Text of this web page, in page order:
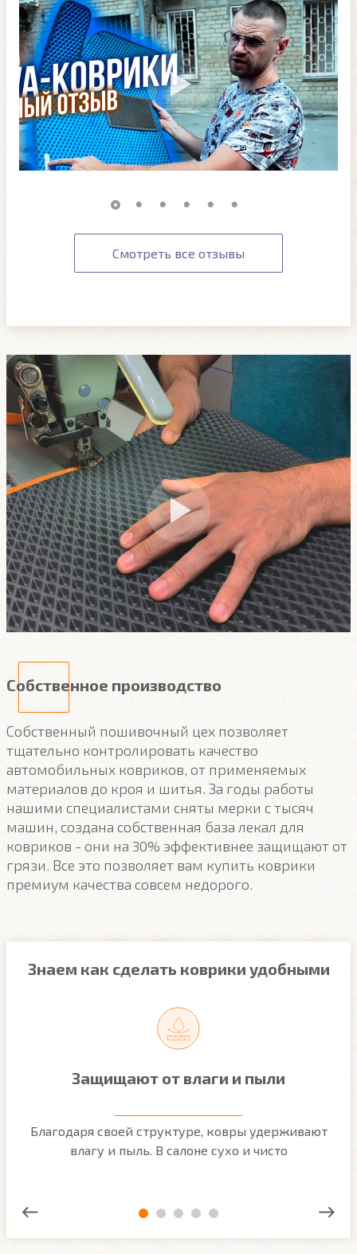
Смотреть все отзывы
Собственное производство
Собственный пошивочный цех позволяет
тщательно контролировать качество
автомобильных ковриков, от применяемых
материалов до кроя и шитья. За годы работы
нашими специалистами сняты мерки с тысяч
машин, создана собственная база лекал для
ковриков - они на 30% эффективнее защищают от
грязи. Все это позволяет вам купить коврики
премиум качества совсем недорого.
Знаем как сделать коврики удобными
Защищают от влаги и пыли
Благодаря своей структуре, ковры удерживают
влагу и пыль. В салоне сухо и чисто